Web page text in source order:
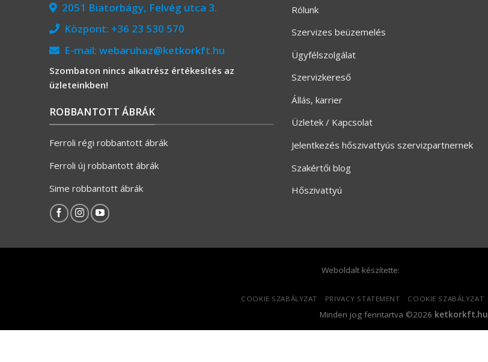
2051 Biatorbágy, Felvég utca 3.
Központ: +36 23 530 570
E-mail: webaruhaz@ketkorkft.hu
Szombaton nincs alkatrész értékesítés az
üzleteinkben!
ROBBANTOTT ÁBRÁK
Ferroli régi robbantott ábrák
Ferroli új robbantott ábrák
Sime robbantott ábrák
Rólunk
Szervizes beüzemelés
Ügyfélszolgálat
Szervizkereső
Állás, karrier
Üzletek / Kapcsolat
Jelentkezés hőszivattyús szervizpartnernek
Szakértői blog
Hőszivattyú
Weboldalt készítette:
COOKIE SZABÁLYZAT PRIVACY STATEMENT COOKIE SZABÁLYZAT
Minden jog fenntartva ©2026 ketkorkft.hu